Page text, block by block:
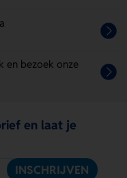
en bezoek onze
en laat je
INSCHRIJVEN